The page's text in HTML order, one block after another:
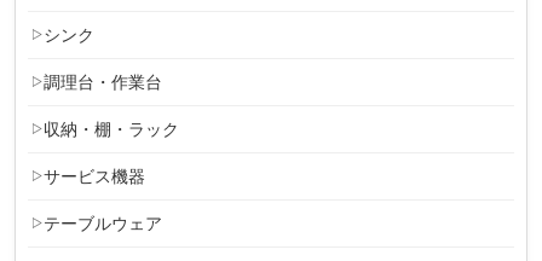
シンク
調理台・作業台
収納・棚・ラック
サービス機器
テーブルウェア